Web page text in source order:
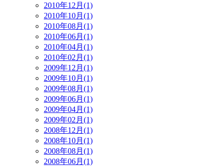
2010年12月(1)
2010年10月(1)
2010年08月(1)
2010年06月(1)
2010年04月(1)
2010年02月(1)
2009年12月(1)
2009年10月(1)
2009年08月(1)
2009年06月(1)
2009年04月(1)
2009年02月(1)
2008年12月(1)
2008年10月(1)
2008年08月(1)
2008年06月(1)